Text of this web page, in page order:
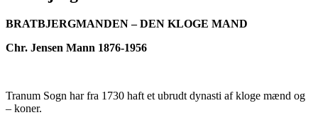
BRATBJERGMANDEN – DEN KLOGE MAND
Chr. Jensen Mann 1876-1956
Tranum Sogn har fra 1730 haft et ubrudt dynasti af kloge mænd og
– koner.